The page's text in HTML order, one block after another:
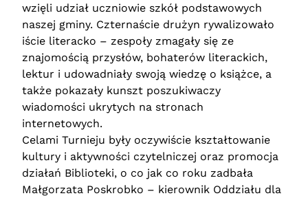
wzięli udział uczniowie szkół podstawowych
naszej gminy. Czternaście drużyn rywalizowało
iście literacko – zespoły zmagały się ze
znajomością przysłów, bohaterów literackich,
lektur i udowadniały swoją wiedzę o książce, a
także pokazały kunszt poszukiwaczy
wiadomości ukrytych na stronach
internetowych.
Celami Turnieju były oczywiście kształtowanie
kultury i aktywności czytelniczej oraz promocja
działań Biblioteki, o co jak co roku zadbała
Małgorzata Poskrobko – kierownik Oddziału dla